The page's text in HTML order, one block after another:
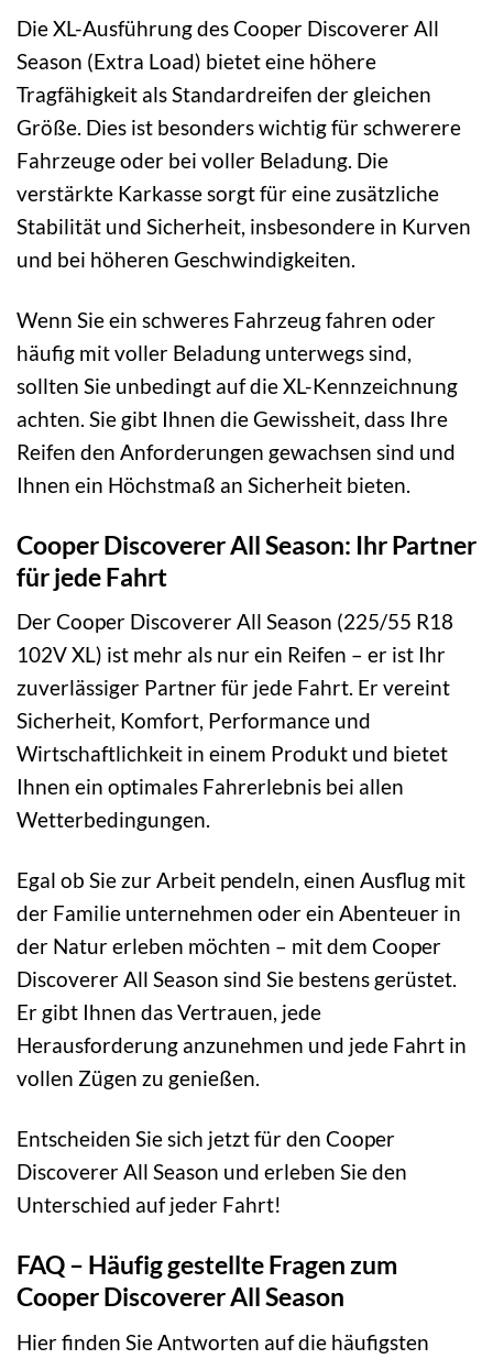
Die XL-Ausführung des Cooper Discoverer All
Season (Extra Load) bietet eine höhere
Tragfähigkeit als Standardreifen der gleichen
Größe. Dies ist besonders wichtig für schwerere
Fahrzeuge oder bei voller Beladung. Die
verstärkte Karkasse sorgt für eine zusätzliche
Stabilität und Sicherheit, insbesondere in Kurven
und bei höheren Geschwindigkeiten.
Wenn Sie ein schweres Fahrzeug fahren oder
häufig mit voller Beladung unterwegs sind,
sollten Sie unbedingt auf die XL-Kennzeichnung
achten. Sie gibt Ihnen die Gewissheit, dass Ihre
Reifen den Anforderungen gewachsen sind und
Ihnen ein Höchstmaß an Sicherheit bieten.
Cooper Discoverer All Season: Ihr Partner
für jede Fahrt
Der Cooper Discoverer All Season (225/55 R18
102V XL) ist mehr als nur ein Reifen – er ist Ihr
zuverlässiger Partner für jede Fahrt. Er vereint
Sicherheit, Komfort, Performance und
Wirtschaftlichkeit in einem Produkt und bietet
Ihnen ein optimales Fahrerlebnis bei allen
Wetterbedingungen.
Egal ob Sie zur Arbeit pendeln, einen Ausflug mit
der Familie unternehmen oder ein Abenteuer in
der Natur erleben möchten – mit dem Cooper
Discoverer All Season sind Sie bestens gerüstet.
Er gibt Ihnen das Vertrauen, jede
Herausforderung anzunehmen und jede Fahrt in
vollen Zügen zu genießen.
Entscheiden Sie sich jetzt für den Cooper
Discoverer All Season und erleben Sie den
Unterschied auf jeder Fahrt!
FAQ – Häufig gestellte Fragen zum
Cooper Discoverer All Season
Hier finden Sie Antworten auf die häufigsten